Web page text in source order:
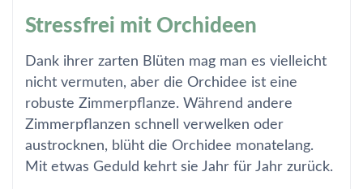
Stressfrei mit Orchideen
Dank ihrer zarten Blüten mag man es vielleicht
nicht vermuten, aber die Orchidee ist eine
robuste Zimmerpflanze. Während andere
Zimmerpflanzen schnell verwelken oder
austrocknen, blüht die Orchidee monatelang.
Mit etwas Geduld kehrt sie Jahr für Jahr zurück.